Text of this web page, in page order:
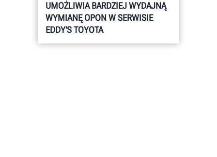
UMOŻLIWIA BARDZIEJ WYDAJNĄ
WYMIANĘ OPON W SERWISIE
EDDY'S TOYOTA